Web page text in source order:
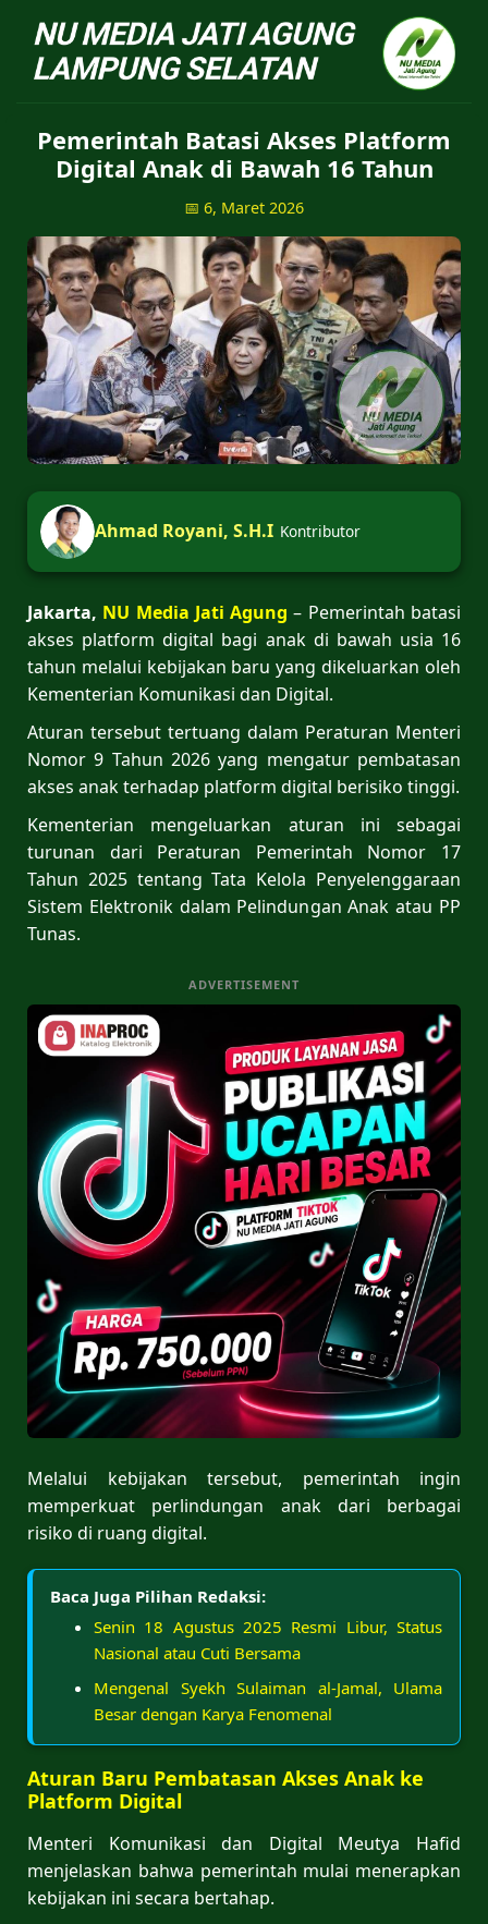
NU Jatiagung - Situs
Pemerintah Batasi Akses Platform
Digital Anak di Bawah 16 Tahun
📅 6, Maret 2026
Ahmad Royani, S.H.I Kontributor
Jakarta, NU Media Jati Agung – Pemerintah batasi
akses platform digital bagi anak di bawah usia 16
tahun melalui kebijakan baru yang dikeluarkan oleh
Kementerian Komunikasi dan Digital.
Aturan tersebut tertuang dalam Peraturan Menteri
Nomor 9 Tahun 2026 yang mengatur pembatasan
akses anak terhadap platform digital berisiko tinggi.
Kementerian mengeluarkan aturan ini sebagai
turunan dari Peraturan Pemerintah Nomor 17
Tahun 2025 tentang Tata Kelola Penyelenggaraan
Sistem Elektronik dalam Pelindungan Anak atau PP
Tunas.
ADVERTISEMENT
Melalui kebijakan tersebut, pemerintah ingin
memperkuat perlindungan anak dari berbagai
risiko di ruang digital.
Baca Juga Pilihan Redaksi:
Senin 18 Agustus 2025 Resmi Libur, Status
Nasional atau Cuti Bersama
Mengenal Syekh Sulaiman al-Jamal, Ulama
Besar dengan Karya Fenomenal
Aturan Baru Pembatasan Akses Anak ke
Platform Digital
Menteri Komunikasi dan Digital Meutya Hafid
menjelaskan bahwa pemerintah mulai menerapkan
kebijakan ini secara bertahap.